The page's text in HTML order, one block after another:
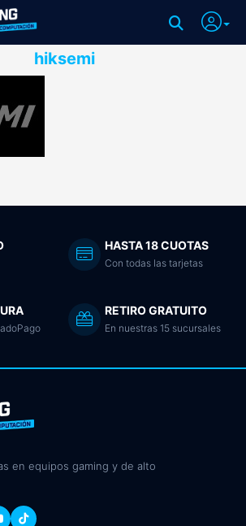
hiksemi
HASTA 18 CUOTAS
Con todas las tarjetas
RETIRO GRATUITO
En nuestras 15 sucursales
en equipos gaming y de alto